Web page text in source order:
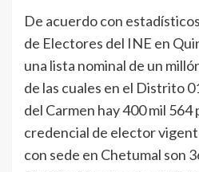
De acuerdo con
de Electores del INE en
una lista nominal de un
de las cuales en el Distrito
del Carmen hay 400 mil 564
credencial de elector
con sede en Chetumal son